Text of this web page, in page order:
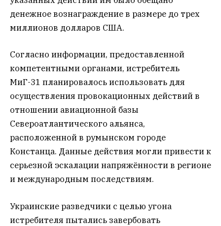
денежное вознаграждение в размере до трех
миллионов долларов США.
Согласно информации, предоставленной
компетентными органами, истребитель
МиГ-31 планировалось использовать для
осуществления провокационных действий в
отношении авиационной базы
Североатлантического альянса,
расположенной в румынском городе
Констанца. Данные действия могли привести к
серьезной эскалации напряжённости в регионе
и международным последствиям.
Украинские разведчики с целью угона
истребителя пытались завербовать